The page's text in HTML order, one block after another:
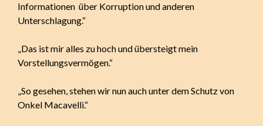
Informationen über Korruption und anderen
Unterschlagung.“
„Das ist mir alles zu hoch und übersteigt mein
Vorstellungsvermögen.“
„So gesehen, stehen wir nun auch unter dem Schutz von
Onkel Macavelli.“